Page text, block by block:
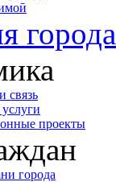
города
связь
проекты
города